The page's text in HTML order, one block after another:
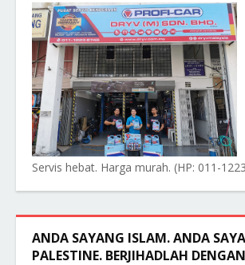
Servis hebat. Harga murah. (HP: 011-
ANDA SAYANG ISLAM. ANDA
PALESTINE. BERJIHADLAH